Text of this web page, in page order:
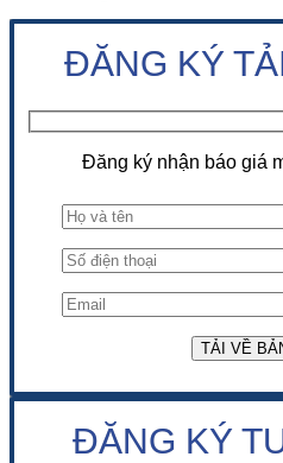
ĐĂNG KÝ
Đăng ký nhận báo giá
ĐĂNG KÝ